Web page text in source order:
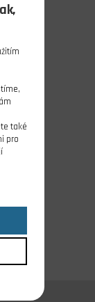
také
pro